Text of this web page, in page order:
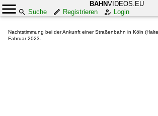
BAHNVIDEOS.EU
Suche
Registrieren Login
Nachtstimmung bei der Ankunft einer Straßenbahn in Köln
Fabruar 2023.